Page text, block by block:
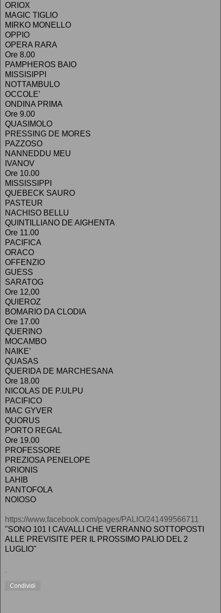
ORIOX
MAGIC TIGLIO
MIRKO MONELLO
OPPIO
OPERA RARA
Ore 8.00
PAMPHEROS BAIO
MISSISIPPI
NOTTAMBULO
OCCOLE’
ONDINA PRIMA
Ore 9.00
QUASIMOLO
PRESSING DE MORES
PAZZOSO
NANNEDDU MEU
IVANOV
Ore 10.00
MISSISSIPPI
QUEBECK SAURO
PASTEUR
NACHISO BELLU
QUINTILLIANO DE AIGHENTA
Ore 11.00
PACIFICA
ORACO
OFFENZIO
GUESS
SARATOG
Ore 12,00
QUIEROZ
BOMARIO DA CLODIA
Ore 17.00
QUERINO
MOCAMBO
NAIKE’
QUASAS
QUERIDA DE MARCHESANA
Ore 18.00
NICOLAS DE P.ULPU
PACIFICO
MAC GYVER
QUORUS
PORTO REGAL
Ore 19.00
PROFESSORE
PREZIOSA PENELOPE
ORIONIS
LAHIB
PANTOFOLA
NOIOSO
https://www.facebook.com/pages/PALIO/241499566711
"SONO 101 I CAVALLI CHE VERRANNO SOTTOPOSTI
ALLE PREVISITE PER IL PROSSIMO PALIO DEL 2
LUGLIO"
.
Condividi